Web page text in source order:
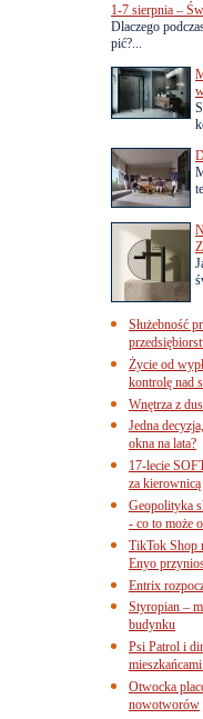
1-7 sierpnia –
Dlaczego
pić?...
Służebność
Życie od
kontrolę nad
Wnętrza z
Jedna
okna na lata?
17-lecie
za
Geopolityka
- co to może
TikTok Shop
Enyo
Entrix
Styropian –
budynku
Psi Patrol i
Otwocka
nowotworów